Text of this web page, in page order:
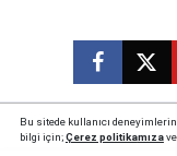
Bu sitede kullanıcı
bilgi için;Çerez politikamızave